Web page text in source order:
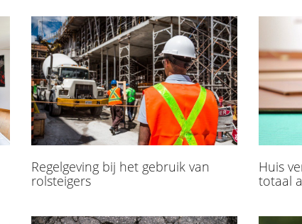
Regelgeving bij het gebruik van
rolsteigers
​Huis
totaal